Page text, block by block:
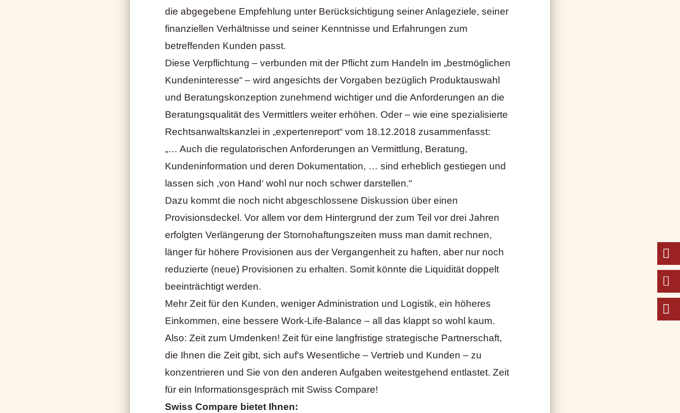
die abgegebene Empfehlung unter Berücksichtigung seiner Anlageziele, seiner
finanziellen Verhältnisse und seiner Kenntnisse und Erfahrungen zum
betreffenden Kunden passt.
Diese Verpflichtung – verbunden mit der Pflicht zum Handeln im „bestmöglichen
Kundeninteresse“ – wird angesichts der Vorgaben bezüglich Produktauswahl
und Beratungskonzeption zunehmend wichtiger und die Anforderungen an die
Beratungsqualität des Vermittlers weiter erhöhen. Oder – wie eine spezialisierte
Rechtsanwaltskanzlei in „expertenreport“ vom 18.12.2018 zusammenfasst:
„… Auch die regulatorischen Anforderungen an Vermittlung, Beratung,
Kundeninformation und deren Dokumentation, … sind erheblich gestiegen und
lassen sich ,von Hand‘ wohl nur noch schwer darstellen.“
Dazu kommt die noch nicht abgeschlossene Diskussion über einen
Provisionsdeckel. Vor allem vor dem Hintergrund der zum Teil vor drei Jahren
erfolgten Verlängerung der Stornohaftungszeiten muss man damit rechnen,
länger für höhere Provisionen aus der Vergangenheit zu haften, aber nur noch
reduzierte (neue) Provisionen zu erhalten. Somit könnte die Liquidität doppelt
beeinträchtigt werden.
Mehr Zeit für den Kunden, weniger Administration und Logistik, ein höheres
Einkommen, eine bessere Work-Life-Balance – all das klappt so wohl kaum.
Also: Zeit zum Umdenken! Zeit für eine langfristige strategische Partnerschaft,
die Ihnen die Zeit gibt, sich auf‘s Wesentliche – Vertrieb und Kunden – zu
konzentrieren und Sie von den anderen Aufgaben weitestgehend entlastet. Zeit
für ein Informationsgespräch mit Swiss Compare!
Swiss Compare bietet Ihnen: